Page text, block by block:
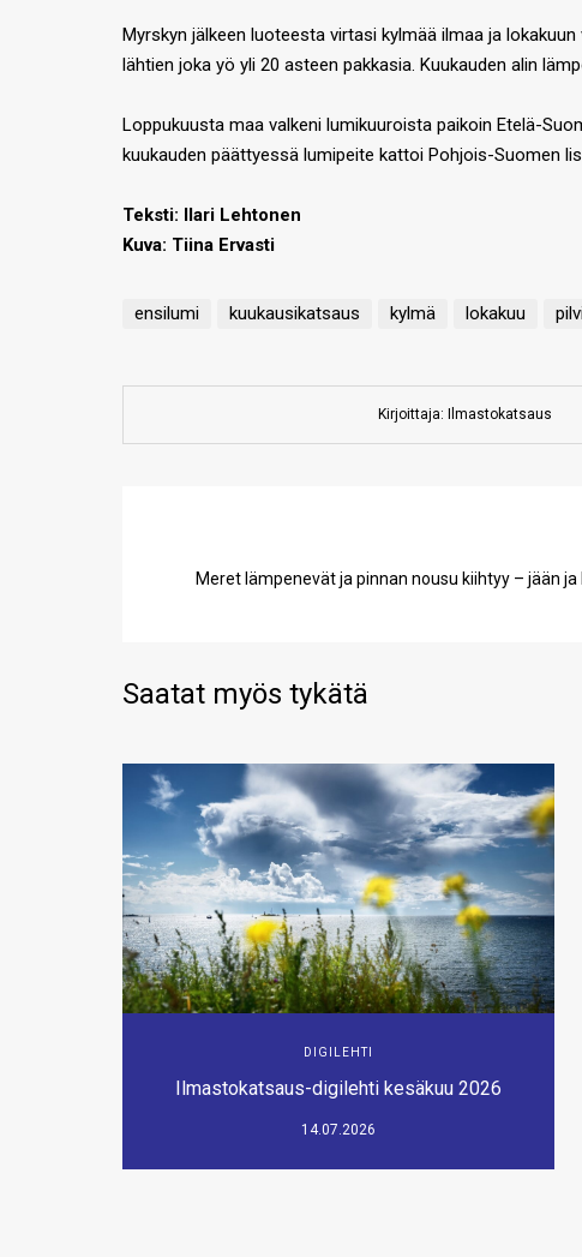
Myrskyn jälkeen luoteesta virtasi kylmää ilmaa ja
lähtien joka yö yli 20 asteen pakkasia. Kuukauden alin
Loppukuusta maa valkeni lumikuuroista paikoin Etelä-
kuukauden päättyessä lumipeite kattoi Pohjois-Suomen
Teksti: Ilari Lehtonen
Kuva: Tiina Ervasti
ensilumi kuukausikatsaus kylmä lokakuu
Kirjoittaja: Ilmastokatsaus
Meret lämpenevät ja pinnan nousu kiihtyy – jään
Saatat myös tykätä
DIGILEHTI
Ilmastokatsaus-digilehti kesäkuu 2026
14.07.2026